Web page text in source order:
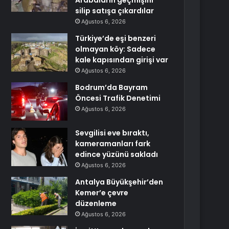
silip satışa çıkardılar
Ağustos 6, 2026
Türkiye’de eşi benzeri
olmayan köy: Sadece
kale kapısından girişi var
Ağustos 6, 2026
Bodrum’da Bayram
Öncesi Trafik Denetimi
Ağustos 6, 2026
Sevgilisi eve bıraktı,
kameramanları fark
edince yüzünü sakladı
Ağustos 6, 2026
Antalya Büyükşehir’den
Kemer’e çevre
düzenleme
Ağustos 6, 2026